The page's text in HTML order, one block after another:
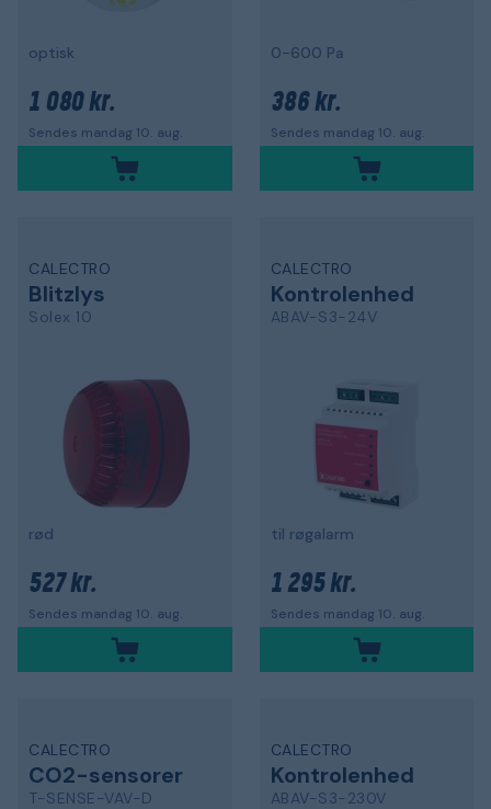
optisk
1 080 kr.
Sendes mandag 10. aug.
0-600 Pa
386 kr.
Sendes mandag 10. aug.
CALECTRO
Blitzlys
Solex 10
rød
527 kr.
Sendes mandag 10. aug.
CALECTRO
Kontrolenhed
ABAV-S3-24V
til røgalarm
1 295 kr.
Sendes mandag 10. aug.
CALECTRO
CO2-sensorer
T-SENSE-VAV-D
CALECTRO
Kontrolenhed
ABAV-S3-230V